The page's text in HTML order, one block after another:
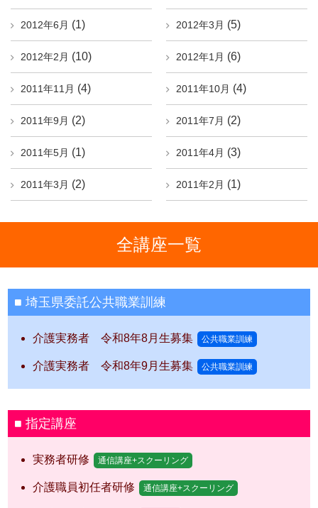
2012年6月 (1) 2012年3月 (5)
2012年2月 (10) 2012年1月 (6)
2011年11月 (4) 2011年10月 (4)
2011年9月 (2) 2011年7月 (2)
2011年5月 (1) 2011年4月 (3)
2011年3月 (2) 2011年2月 (1)
全講座一覧
埼玉県委託公共職業訓練
介護実務者 令和8年8月生募集 公共職業訓練
介護実務者 令和8年9月生募集 公共職業訓練
指定講座
実務者研修 通信講座+スクーリング
介護職員初任者研修 通信講座+スクーリング